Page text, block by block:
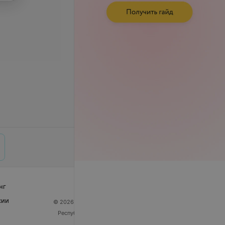
© 2026 ООО «Артокс Лаб», УНП 191700409
Республика Беларусь, г. Минск, улица Толбухина, 2,